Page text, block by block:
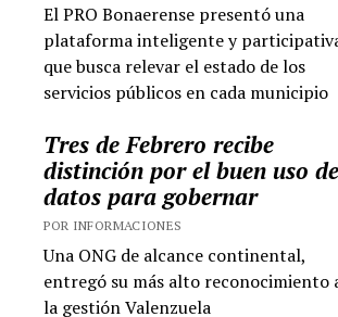
El PRO Bonaerense presentó una
plataforma inteligente y
que busca relevar el estado de los
servicios públicos en cada municipio
Tres de Febrero recibe
distinción por el buen uso de
datos para gobernar
POR INFORMACIONES
Una ONG de alcance continental,
entregó su más alto reconocimiento
la gestión Valenzuela